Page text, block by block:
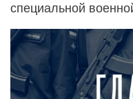
специальной